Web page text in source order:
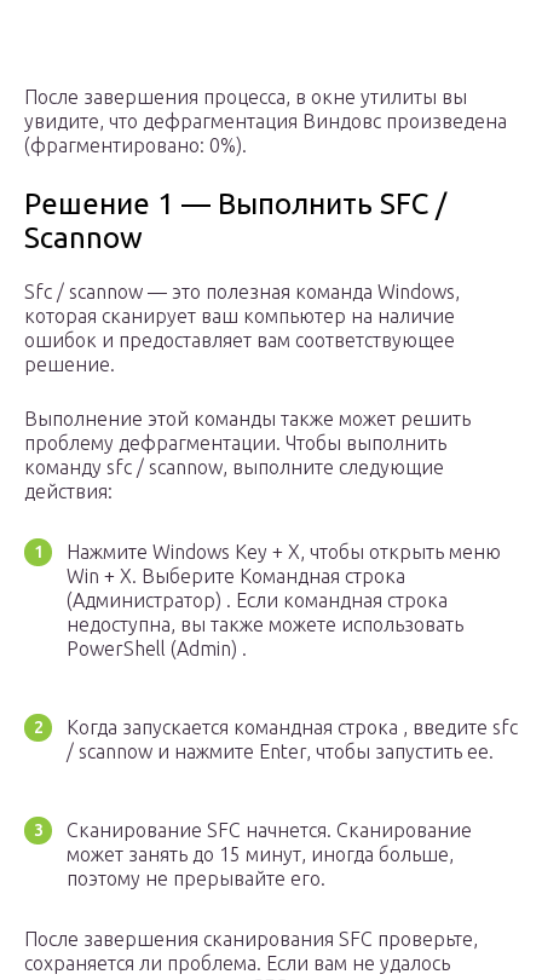
После завершения процесса, в окне утилиты вы
увидите, что дефрагментация Виндовс произведена
(фрагментировано: 0%).
Решение 1 — Выполнить SFC /
Scannow
Sfc / scannow — это полезная команда Windows,
которая сканирует ваш компьютер на наличие
ошибок и предоставляет вам соответствующее
решение.
Выполнение этой команды также может решить
проблему дефрагментации. Чтобы выполнить
команду sfc / scannow, выполните следующие
действия:
Нажмите Windows Key + X, чтобы открыть меню
Win + X. Выберите Командная строка
(Администратор) . Если командная строка
недоступна, вы также можете использовать
PowerShell (Admin) .
Когда запускается командная строка , введите sfc
/ scannow и нажмите Enter, чтобы запустить ее.
Сканирование SFC начнется. Сканирование
может занять до 15 минут, иногда больше,
поэтому не прерывайте его.
После завершения сканирования SFC проверьте,
сохраняется ли проблема. Если вам не удалось